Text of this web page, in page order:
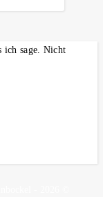
ich sage. Nicht